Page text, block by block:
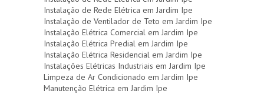
Instalação de Rede Elétrica em Jardim Ipe
Instalação de Ventilador de Teto em Jardim Ipe
Instalação Elétrica Comercial em Jardim Ipe
Instalação Elétrica Predial em Jardim Ipe
Instalação Elétrica Residencial em Jardim Ipe
Instalações Elétricas Industriais em Jardim Ipe
Limpeza de Ar Condicionado em Jardim Ipe
Manutenção Elétrica em Jardim Ipe